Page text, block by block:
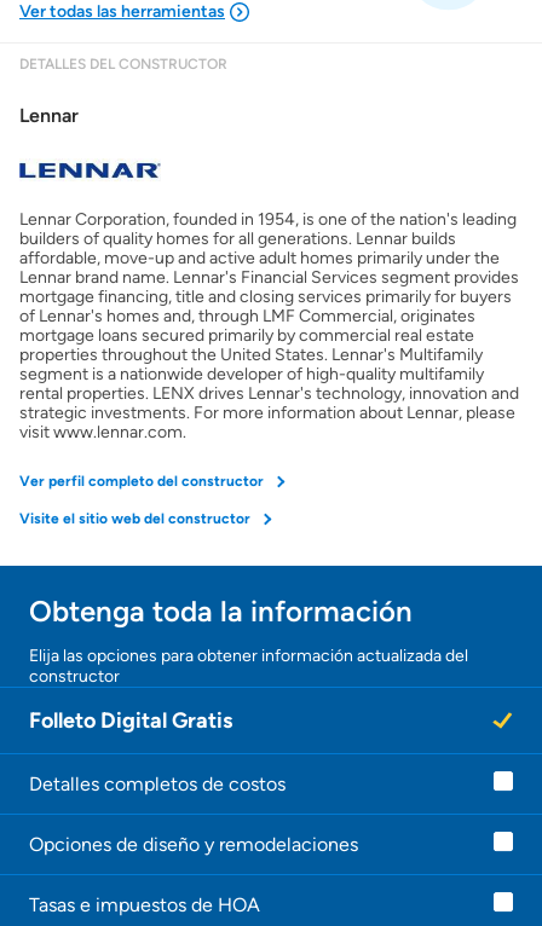
Costos casa nueva vs. usada
Obtener mi puntaje de crédito
Calcular mi hipoteca
Obtener Aprobación Previa
Preparar mi casa para la venta
Obtener ofertas por mi casa
DETALLES DEL CONSTRUCTOR
Lennar
Lennar Corporation, founded in 1954, is one of the nation's leading
builders of quality homes for all generations. Lennar builds
affordable, move-up and active adult homes primarily under the
Lennar brand name. Lennar's Financial Services segment provides
mortgage financing, title and closing services primarily for buyers
of Lennar's homes and, through LMF Commercial, originates
mortgage loans secured primarily by commercial real estate
properties throughout the United States. Lennar's Multifamily
segment is a nationwide developer of high-quality multifamily
rental properties. LENX drives Lennar's technology, innovation and
strategic investments. For more information about Lennar, please
visit www.lennar.com.
Ver perfil completo del constructor
Visite el sitio web del constructor
Obtenga toda la información
Elija las opciones para obtener información actualizada del
constructor
Folleto Digital Gratis
Detalles completos de costos
Opciones de diseño y remodelaciones
Tasas e impuestos de HOA